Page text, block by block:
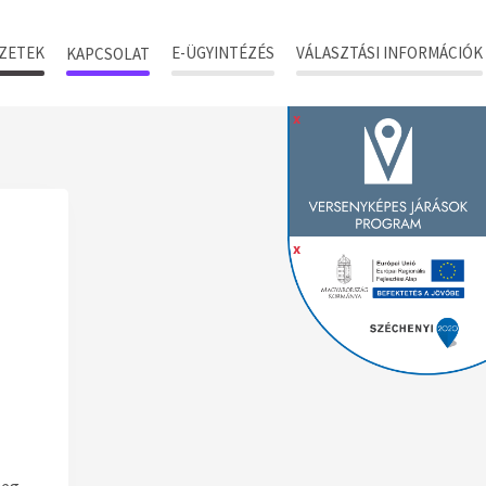
KAPCSOLAT E-ÜGYINTÉZÉS VÁLASZTÁSI INFORMÁCIÓK
x
x